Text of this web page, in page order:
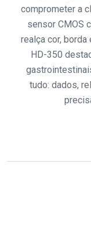
comprometer a
sensor CMOS
realça cor,
HD-350
tudo: dados,